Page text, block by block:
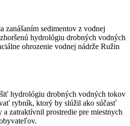
zanášaním sedimentov z vodnej
hydrológiu drobných vodných
ohrozenie vodnej nádrže Ružin
hydrológiu drobných vodných tokov
rybník, ktorý by slúžil ako súčasť
zatraktívnil prostredie pre miestnych